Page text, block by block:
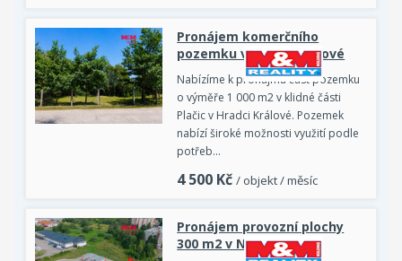
Pronájem komerčního
pozemku v Hradci Králové
Nabízíme k pronájmu část pozemku
o výměře 1 000 m2 v klidné části
Plačic v Hradci Králové. Pozemek
nabízí široké možnosti využití podle
potřeb…
4 500 Kč / objekt / měsíc
Pronájem provozní plochy
300 m2 v Novém Boru